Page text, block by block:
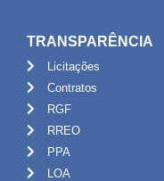
TRANSPARÊNCIA
Licitações
Contratos
RGF
RREO
PPA
LOA